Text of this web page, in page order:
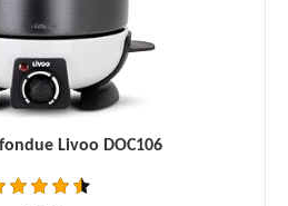
Livoo DOC106